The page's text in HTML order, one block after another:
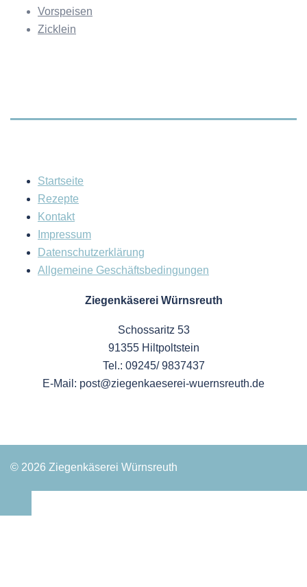
Vorspeisen
Zicklein
Startseite
Rezepte
Kontakt
Impressum
Datenschutzerklärung
Allgemeine Geschäftsbedingungen
Ziegenkäserei Würnsreuth
Schossaritz 53
91355 Hiltpoltstein
Tel.: 09245/ 9837437
E-Mail: post@ziegenkaeserei-wuernsreuth.de
© 2026 Ziegenkäserei Würnsreuth